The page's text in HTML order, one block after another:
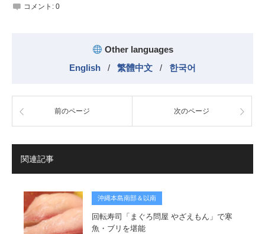
コメント: 0
Other languages
English
/ 繁體中文 / 한국어
前のページ 次のページ
関連記事
沖縄本島南部＆以南
回転寿司「まぐろ問屋 やざえもん」で寒
魚・ブリを堪能